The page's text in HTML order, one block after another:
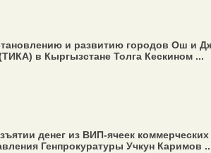
и развитию городов Ош и
в Кыргызстане Толга Кескином ...
денег из ВИП-ячеек
Генпрокуратуры Учкун Каримов